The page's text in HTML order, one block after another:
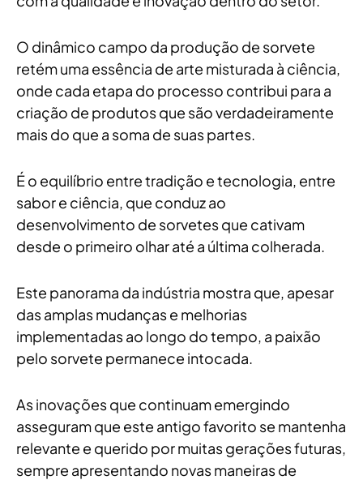
O dinâmico campo da produção de sorvete
retém uma essência de arte misturada à ciência,
onde cada etapa do processo contribui para a
criação de produtos que são verdadeiramente
mais do que a soma de suas partes.
É o equilíbrio entre tradição e tecnologia, entre
sabor e ciência, que conduz ao
desenvolvimento de sorvetes que cativam
desde o primeiro olhar até a última colherada.
Este panorama da indústria mostra que, apesar
das amplas mudanças e melhorias
implementadas ao longo do tempo, a paixão
pelo sorvete permanece intocada.
As inovações que continuam emergindo
asseguram que este antigo favorito se mantenha
relevante e querido por muitas gerações futuras,
sempre apresentando novas maneiras de